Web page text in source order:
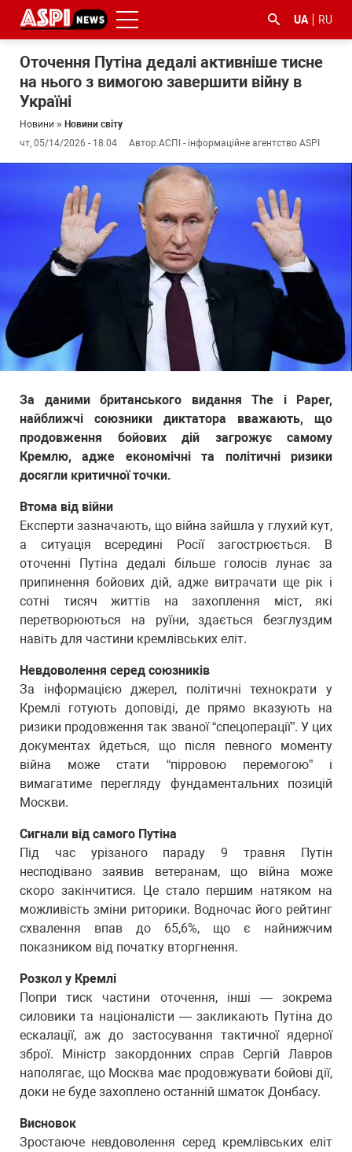
UA RU
Оточення Путіна дедалі активніше тисне
на нього з вимогою завершити війну в
Україні
Новини » Новини світу
чт, 05/14/2026 - 18:04
Автор:АСПІ - інформаційне агентство ASPI
За даними британського видання The i Paper,
найближчі союзники диктатора вважають, що
продовження бойових дій загрожує самому
Кремлю, адже економічні та політичні ризики
досягли критичної точки.
Втома від війни
Експерти зазначають, що війна зайшла у глухий кут,
а ситуація всередині Росії загострюється. В
оточенні Путіна дедалі більше голосів лунає за
припинення бойових дій, адже витрачати ще рік і
сотні тисяч життів на захоплення міст, які
перетворюються на руїни, здається безглуздим
навіть для частини кремлівських еліт.
Невдоволення серед союзників
За інформацією джерел, політичні технократи у
Кремлі готують доповіді, де прямо вказують на
ризики продовження так званої “спецоперації”. У цих
документах йдеться, що після певного моменту
війна може стати “пірровою перемогою” і
вимагатиме перегляду фундаментальних позицій
Москви.
Сигнали від самого Путіна
Під час урізаного параду 9 травня Путін
несподівано заявив ветеранам, що війна може
скоро закінчитися. Це стало першим натяком на
можливість зміни риторики. Водночас його рейтинг
схвалення впав до 65,6%, що є найнижчим
показником від початку вторгнення.
Розкол у Кремлі
Попри тиск частини оточення, інші — зокрема
силовики та націоналісти — закликають Путіна до
ескалації, аж до застосування тактичної ядерної
зброї. Міністр закордонних справ Сергій Лавров
наполягає, що Москва має продовжувати бойові дії,
доки не буде захоплено останній шматок Донбасу.
Висновок
Зростаюче невдоволення серед кремлівських еліт
корупцією
#ДФС #Київ